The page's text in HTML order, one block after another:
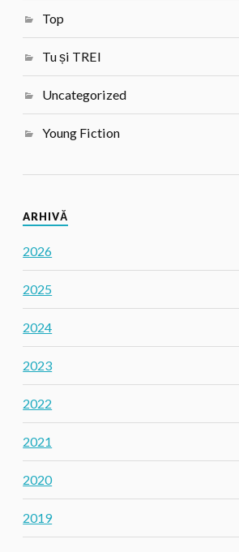
Top
Tu și TREI
Uncategorized
Young Fiction
ARHIVĂ
2026
2025
2024
2023
2022
2021
2020
2019